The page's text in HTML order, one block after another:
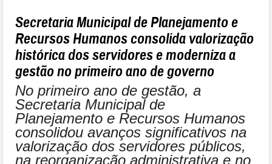
Secretaria Municipal de Planejamento e
Recursos Humanos consolida valorização
histórica dos servidores e moderniza a
gestão no primeiro ano de governo
No primeiro ano de gestão, a
Secretaria Municipal de
Planejamento e Recursos Humanos
consolidou avanços significativos na
valorização dos servidores públicos,
na reorganização administrativa e no